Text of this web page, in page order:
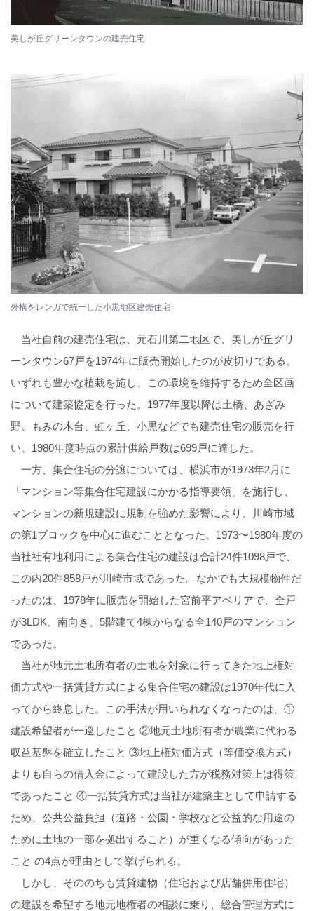
美しが丘グリーンタウンの建売住宅
外構をレンガで統一した小黒地区建売住宅
当社自前の建売住宅は、元石川第二地区で、美しが丘グリ
ーンタウン67戸を1974年に販売開始したのが皮切りである。
いずれも豊かな植栽を施し、この環境を維持するため全区画
について建築協定を行った。1977年度以降は土橋、あざみ
野、もみの木台、虹ヶ丘、小黒などでも建売住宅の販売を行
い、1980年度時点の累計供給戸数は699戸に達した。
一方、集合住宅の分譲については、横浜市が1973年2月に
「マンション等集合住宅建設にかかる指導要領」を施行し、
マンションの新規建設に規制を強めた影響により、川崎市域
の第1ブロックを中心に進むこととなった。1973〜1980年度の
当社社有地利用による集合住宅の建設は合計24件1098戸で、
この内20件858戸が川崎市域であった。なかでも大規模物件だ
ったのは、1978年に販売を開始した宮前平アベリアで、全戸
が3LDK、南向き、5階建て4棟からなる全140戸のマンション
であった。
当社が地元土地所有者の土地を対象に行ってきた地上権対
価方式や一括賃貸方式による集合住宅の建設は1970年代に入
ってから終息した。この手法が用いられなくなったのは、①
建設希望者が一巡したこと ②地元土地所有者が農業に代わる
収益基盤を確立したこと ③地上権対価方式（等価交換方式）
よりも自らの借入金によって建設した方が税務対策上は得策
であったこと ④一括賃貸方式は当社が建築主として申請する
ため、公共公益負担（道路・公園・学校など公益的な用途の
ために土地の一部を拠出すること）が重くなる傾向があった
こと の4点が理由として挙げられる。
しかし、そののちも賃貸建物（住宅および店舗併用住宅）
の建設を希望する地元地権者の相談に乗り、総合管理方式に